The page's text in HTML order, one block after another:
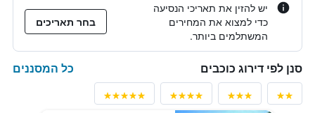
יש להזין את תאריכי הנסיעה
כדי למצוא את המחירים
המשתלמים ביותר.
בחר תאריכים
סנן לפי דירוג כוכבים כל המסננים